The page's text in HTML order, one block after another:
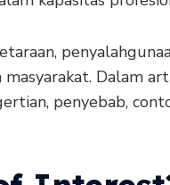
masyarakat. Dalam
penyebab,